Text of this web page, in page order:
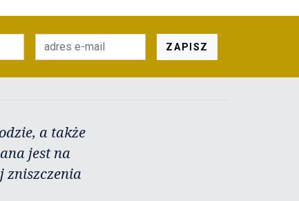
ZAPISZ
a także
jest na
zniszczenia